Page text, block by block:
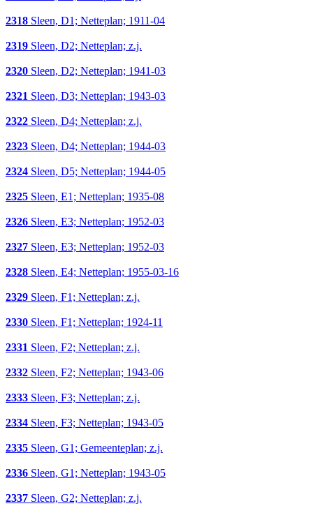
2318 Sleen, D1; Netteplan; 1911-04
2319 Sleen, D2; Netteplan; z.j.
2320 Sleen, D2; Netteplan; 1941-03
2321 Sleen, D3; Netteplan; 1943-03
2322 Sleen, D4; Netteplan; z.j.
2323 Sleen, D4; Netteplan; 1944-03
2324 Sleen, D5; Netteplan; 1944-05
2325 Sleen, E1; Netteplan; 1935-08
2326 Sleen, E3; Netteplan; 1952-03
2327 Sleen, E3; Netteplan; 1952-03
2328 Sleen, E4; Netteplan; 1955-03-16
2329 Sleen, F1; Netteplan; z.j.
2330 Sleen, F1; Netteplan; 1924-11
2331 Sleen, F2; Netteplan; z.j.
2332 Sleen, F2; Netteplan; 1943-06
2333 Sleen, F3; Netteplan; z.j.
2334 Sleen, F3; Netteplan; 1943-05
2335 Sleen, G1; Gemeenteplan; z.j.
2336 Sleen, G1; Netteplan; 1943-05
2337 Sleen, G2; Netteplan; z.j.